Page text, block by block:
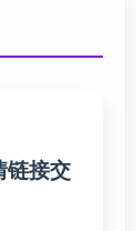
链接交